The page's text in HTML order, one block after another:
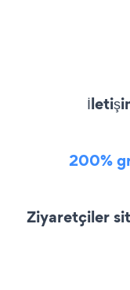
200%
Ziyaretçiler